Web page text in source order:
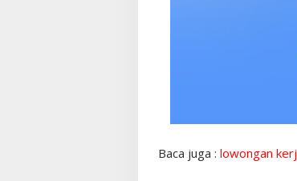
Baca juga : lowongan